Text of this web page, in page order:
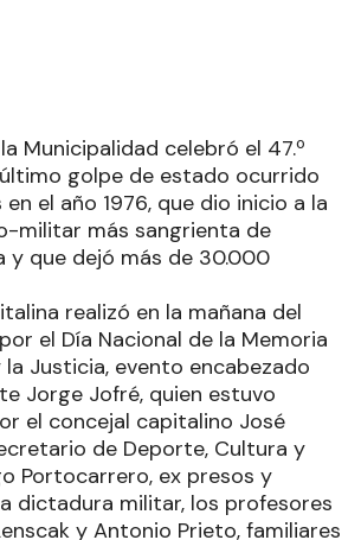
Municipalidad celebró el 47.º
golpe de estado ocurrido
el año 1976, que dio inicio a la
militar más sangrienta de
y que dejó más de 30.000
realizó en la mañana del
el Día Nacional de la Memoria
Justicia, evento encabezado
Jorge Jofré, quien estuvo
el concejal capitalino José
de Deporte, Cultura y
Portocarrero, ex presos y